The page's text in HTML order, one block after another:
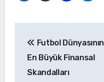
gezinmesi
Futbol Dünyasının
En Büyük Finansal
Skandalları